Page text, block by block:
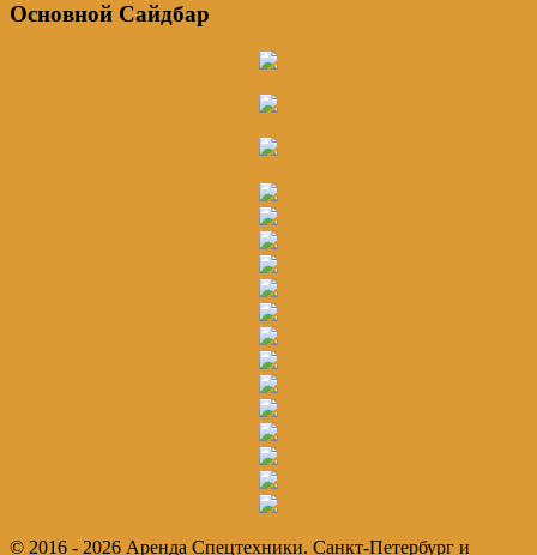
Основной Сайдбар
© 2016 - 2026 Аренда Спецтехники. Санкт-Петербург и